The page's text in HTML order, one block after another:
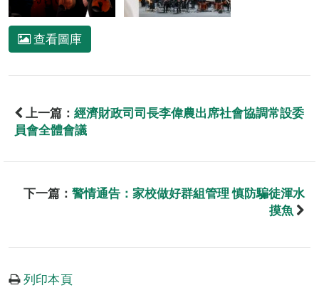
查看圖庫
上一篇： 經濟財政司司長李偉農出席社會協調常設委
員會全體會議
下一篇： 警情通告：家校做好群組管理 慎防騙徒渾水
摸魚
列印本頁